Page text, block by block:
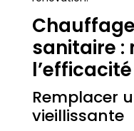
sanitaire :
l’efficacité
Remplacer
vieillissante